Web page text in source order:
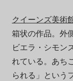
クイーンズ美術
箱状の作品。外
ビエラ・シモン
れている。あち
られる」という